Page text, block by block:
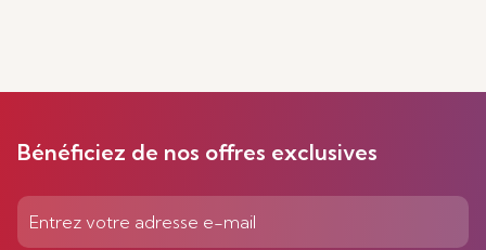
Bénéficiez de nos offres exclusives